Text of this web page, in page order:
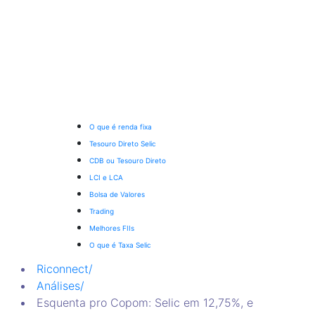
O que é renda fixa
Tesouro Direto Selic
CDB ou Tesouro Direto
LCI e LCA
Bolsa de Valores
Trading
Melhores FIIs
O que é Taxa Selic
Riconnect/
Análises/
Esquenta pro Copom: Selic em 12,75%, e